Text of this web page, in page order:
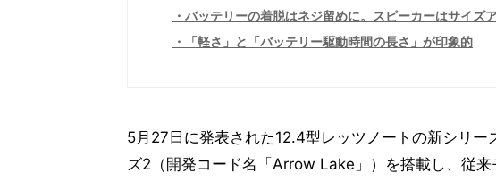
バッテリーの着脱はネジ留めに。スピーカーはサイズ
「軽さ」と「バッテリー駆動時間の長さ」が印象的
5月27日に発表された12.4型レッツノートの新シリー
ズ2（開発コード名「Arrow Lake」）を搭載し、従